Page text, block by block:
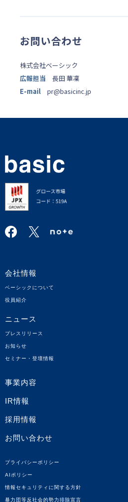
お問い合わせ
株式会社ベーシック
広報担当 長田 華凜
E-mail pr@basicinc.jp
会社情報
ベーシックについて
役員紹介
ニュース
プレスリリース
お知らせ
セミナー・登壇情報
事業内容
IR情報
採用情報
お問い合わせ
プライバシーポリシー
AIポリシー
情報セキュリティに関する方針
暴力団等反社会的勢力排除宣言